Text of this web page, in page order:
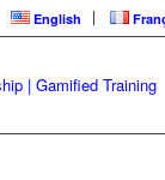
English